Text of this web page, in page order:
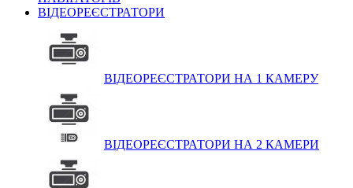
ВІДЕОРЕЄСТРАТОРИ
ВІДЕОРЕЄСТРАТОРИ НА 1 КАМЕРУ
ВІДЕОРЕЄСТРАТОРИ НА 2 КАМЕРИ